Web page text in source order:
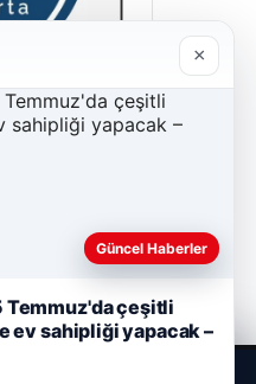
×
Güncel Haberler
Temmuz'da çeşitli
sahipliği yapacak –